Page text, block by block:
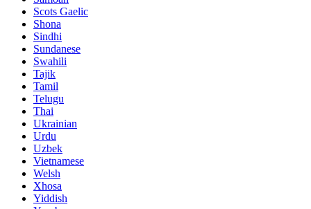
Scots Gaelic
Shona
Sindhi
Sundanese
Swahili
Tajik
Tamil
Telugu
Thai
Ukrainian
Urdu
Uzbek
Vietnamese
Welsh
Xhosa
Yiddish